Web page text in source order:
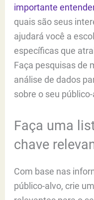
importante
quais são seus
ajudará você a
específicas que
Faça pesquisas de
análise de dados
sobre o seu
Faça uma
chave
Com base nas
público-alvo, crie